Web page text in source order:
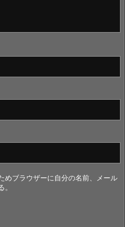
めブラウザーに自分の名前、メール